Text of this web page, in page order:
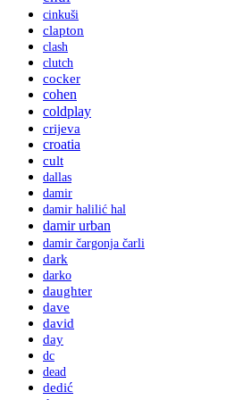
cinkuši
clapton
clash
clutch
cocker
cohen
coldplay
crijeva
croatia
cult
dallas
damir
damir halilić hal
damir urban
damir čargonja čarli
dark
darko
daughter
dave
david
day
dc
dead
dedić